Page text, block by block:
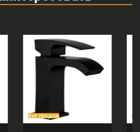
Хит продаж